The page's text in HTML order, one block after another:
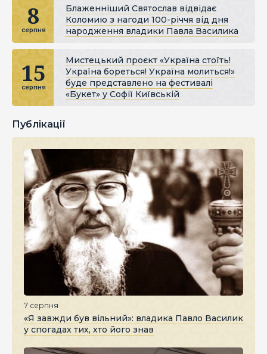
8
серпня
Блаженніший Святослав відвідає
Коломию з нагоди 100-річчя від дня
народження владики Павла Василика
15
серпня
Мистецький проєкт «Україна стоїть!
Україна бореться! Україна молиться!»
буде представлено на фестивалі
«Букет» у Софії Київській
Публікації
7 серпня
«Я завжди був вільний»: владика Павло Василик
у спогадах тих, хто його знав